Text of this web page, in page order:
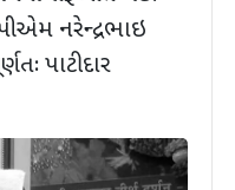
નરેન્દ્રભાઇ
પાટીદાર